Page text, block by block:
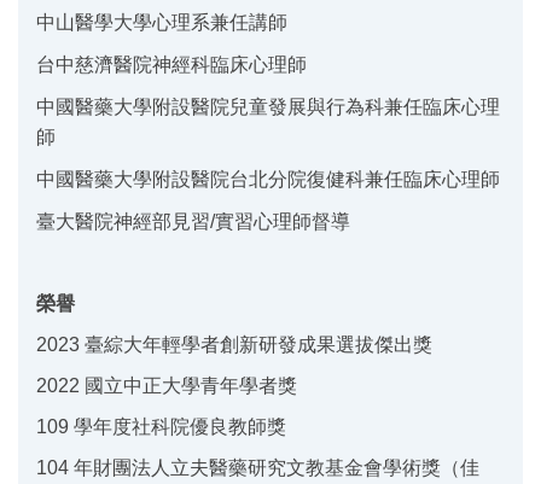
中山醫學大學心理系兼任講師
台中慈濟醫院神經科臨床心理師
中國醫藥大學附設醫院兒童發展與行為科兼任臨床心理
師
中國醫藥大學附設醫院台北分院復健科兼任臨床心理師
臺大醫院神經部見習/實習心理師督導
榮譽
2023 臺綜大年輕學者創新研發成果選拔傑出獎
2022 國立中正大學青年學者獎
109 學年度社科院優良教師獎
104 年財團法人立夫醫藥研究文教基金會學術獎（佳